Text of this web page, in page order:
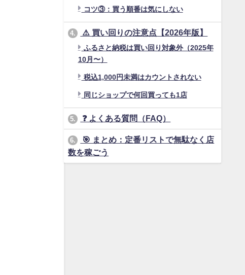
コツ③：買う順番は気にしない
4. ⚠️ 買い回りの注意点【2026年版】
ふるさと納税は買い回り対象外（2025年
10月〜）
税込1,000円未満はカウントされない
同じショップで何回買っても1店
5. ❓ よくある質問（FAQ）
6.
🎯 まとめ：定番リストで無駄なく店
数を稼ごう